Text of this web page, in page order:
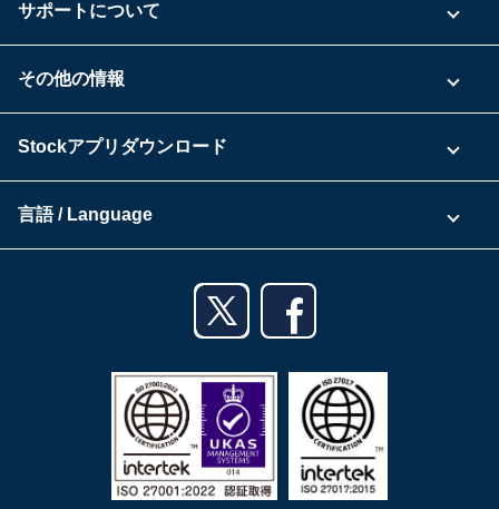
具体的な活用事例
セキュリティ
資料ダウンロード
サポートについて
よくある質問
その他の情報
Stock公式ブログ
プライバシーポリシー
Stockアプリダウンロード
iPhoneアプリ
Androidタブレットアプリ
言語 / Language